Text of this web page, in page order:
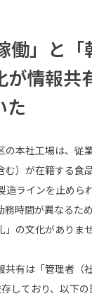
働」と「
が情報共
た
の本社工場は、従
む）が在籍する食
造ラインを止めら
務時間が異なるた
の文化がありま
共有は「管理者（
しており、以下の